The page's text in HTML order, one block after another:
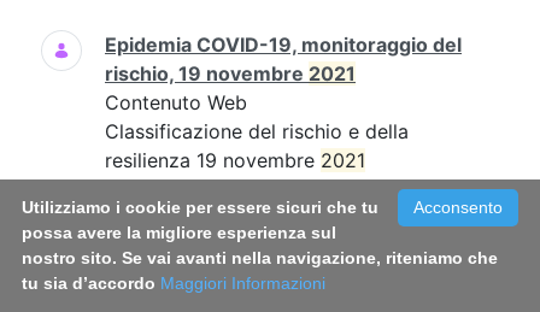
Epidemia COVID-19, monitoraggio del
rischio, 19 novembre 2021
Contenuto Web
Classificazione del rischio e della
resilienza 19 novembre 2021
Aggiornamento EPI...19_novembre_21.pdf
Epidemia COVID-19, monitoraggio del
rischio, 19 novembre...
Acconsento
Utilizziamo i cookie per essere sicuri che tu
possa avere la migliore esperienza sul
nostro sito. Se vai avanti nella navigazione, riteniamo che
tu sia d’accordo Maggiori Informazioni